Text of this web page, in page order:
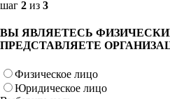
шаг 2 из 3
ВЫ ЯВЛЯЕТЕСЬ
ПРЕДСТАВЛЯЕТЕ
Физическое лицо
Юридическое лицо